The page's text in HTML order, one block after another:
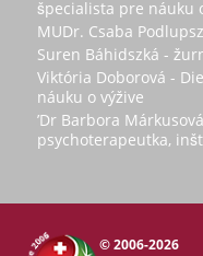
špecialista pre náuku
MUDr. Csaba
Suren Báhidszká -
Viktória Doborová -
náuku o výžive
’Dr Barbora
psychoterapeutka,
© 2006-2026